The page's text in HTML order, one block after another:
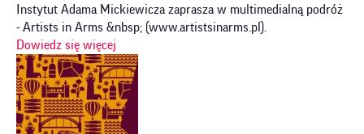
Instytut Adama Mickiewicza zaprasza w multimedialną podróż
- Artists in Arms &nbsp; (www.artistsinarms.pl).
Dowiedz się więcej